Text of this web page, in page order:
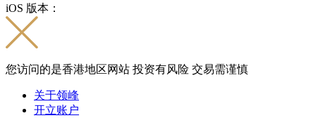
iOS 版本：
您访问的是香港地区网站 投资有风险 交易需谨慎
关于领峰
开立账户